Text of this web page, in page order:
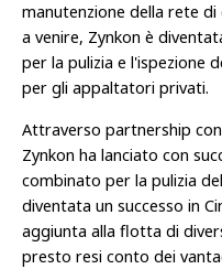
manutenzione della rete
a venire, Zynkon è
per la pulizia e l'ispezione
per gli appaltatori privati.
Attraverso partnership
Zynkon ha lanciato con
combinato per la pulizia
diventata un successo in
aggiunta alla flotta di
presto resi conto dei